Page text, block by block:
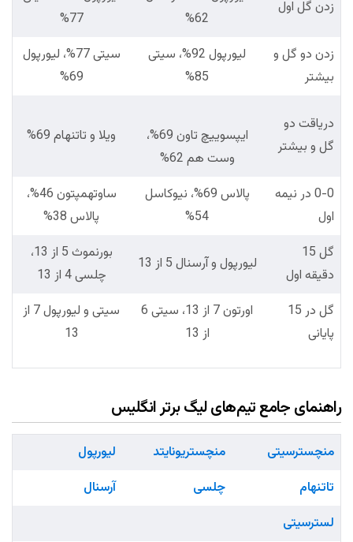
زدن گل اول
62%
77%
زدن دو گل و
بیشتر
لیورپول 92%، سیتی
85%
سیتی 77%، لیورپول
69%
دریاقت دو
گل و بیشتر
ایپسوییچ تاون 69%،
وست هم 62%
ویلا و تاتنهام 69%
0-0 در نیمه
اول
پالاس 69%، نیوکاسل
54%
ساوتهمپتون 46%،
پالاس 38%
گل 15
دقیقه اول
لیورپول و آرسنال 5 از 13
بورنموث 5 از 13،
چلسی 4 از 13
گل در 15
پایانی
اورتون 7 از 13، سیتی 6
از 13
سیتی و لیورپول 7 از
13
راهنمای جامع تیم‌های لیگ برتر انگلیس
منچسترسیتی منچستریونایتد
لیورپول
تاتنهام
چلسی
آرسنال
لسترسیتی